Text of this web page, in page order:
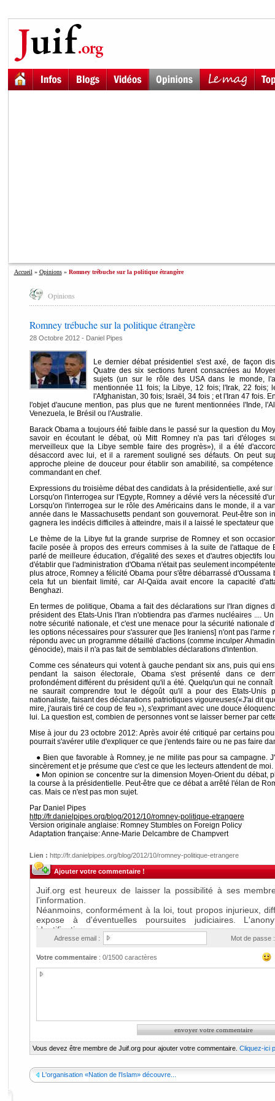
Accueil » Opinions» Romney trébuche sur la politique étrangère
Opinions
Romney trébuche sur la politique étrangère
28 Octobre 2012 - Daniel Pipes
Le dernier débat présidentiel s'est axé, de façon
Quatre des six sections furent consacrées au
sujets (un sur le rôle des USA dans le monde,
mentionnée 11 fois; la Libye, 12 fois; l'Irak, 22 fois;
l'Afghanistan, 30 fois; Israël, 34 fois ; et l'Iran 47 fois.
l'objet d'aucune mention, pas plus que ne furent mentionnées l'Inde,
Venezuela, le Brésil ou l'Australie.
Barack Obama a toujours été faible dans le passé sur la question du
savoir en écoutant le débat, où Mitt Romney n'a pas tari d'éloges
merveilleux que la Libye semble faire des progrès»), il a été
désaccord avec lui, et il a rarement souligné ses défauts. On peut
approche pleine de douceur pour établir son amabilité, sa
commandant en chef.
Expressions du troisième débat des candidats à la présidentielle, axé
Lorsqu'on l'interrogea sur l'Egypte, Romney a dévié vers la nécessité
Lorsqu'on l'interrogea sur le rôle des Américains dans le monde, il a
année dans le Massachusetts pendant son gouvernorat. Peut-être son
gagnera les indécis difficiles à atteindre, mais il a laissé le spectateur que
Le thème de la Libye fut la grande surprise de Romney et son
facile posée à propos des erreurs commises à la suite de l'attaque de
parlé de meilleure éducation, d'égalité des sexes et d'autres objectifs
d'établir que l'administration d'Obama n'était pas seulement
plus atroce, Romney a félicité Obama pour s'être débarrassé
cela fut un bienfait limité, car Al-Qaïda avait encore la capacité
Benghazi.
En termes de politique, Obama a fait des déclarations sur l'Iran dignes
président des Etats-Unis l'Iran n'obtiendra pas d'armes nucléaires ....
notre sécurité nationale, et c'est une menace pour la sécurité nationale
les options nécessaires pour s'assurer que [les Iraniens] n'ont pas
répondu avec un programme détaillé d'actions (comme inculper
génocide), mais il n'a pas fait de semblables déclarations d'intention.
Comme ces sénateurs qui votent à gauche pendant six ans, puis qui
pendant la saison électorale, Obama s'est présenté dans ce
profondément différent du président qu'il a été. Quelqu'un qui ne
ne saurait comprendre tout le dégoût qu'il a pour des Etats-Unis
nationaliste, faisant des déclarations patriotiques vigoureuses(«J'ai dit
mire, j'aurais tiré ce coup de feu »), s'exprimant avec une douce
lui. La question est, combien de personnes vont se laisser berner par
Mise à jour du 23 octobre 2012: Après avoir été critiqué par certains
pourrait s'avérer utile d'expliquer ce que j'entends faire ou ne pas faire
● Bien que favorable à Romney, je ne milite pas pour sa campagne.
sincèrement et je présume que c'est ce que les lecteurs attendent de moi.
● Mon opinion se concentre sur la dimension Moyen-Orient du débat,
la course à la présidentielle. Peut-être que ce débat a arrêté l'élan de
cas. Mais ce n'est pas mon sujet.
Par Daniel Pipes
http://fr.danielpipes.org/blog/2012/10/romney-politique-etrangere
Version originale anglaise: Romney Stumbles on Foreign Policy
Adaptation française: Anne-Marie Delcambre de Champvert
Lien : http://fr.danielpipes.org/blog/2012/10/romney-politique-etrangere
Ajouter votre commentaire !
Adresse email : Mot de passe :
Votre commentaire: 0/1500 caractères
Vous devez être membre de Juif.org pour ajouter votre commentaire. Cliquez-ici
L'organisation «Nation de l'Islam» découvre...